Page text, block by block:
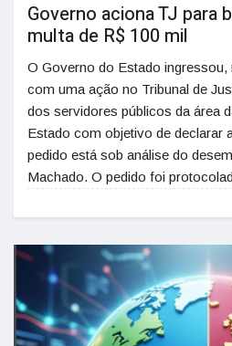
Governo aciona TJ para
multa de R$ 100 mil
O Governo do Estado ingressou,
com uma ação no Tribunal de
dos servidores públicos da área
Estado com objetivo de declarar
pedido está sob análise do
Machado. O pedido foi